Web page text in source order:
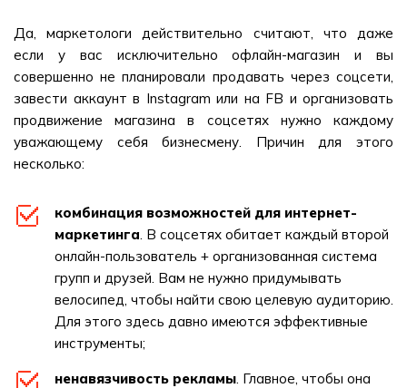
Да, маркетологи действительно считают, что даже
если у вас исключительно офлайн-магазин и вы
совершенно не планировали продавать через соцсети,
завести аккаунт в Instagram или на FB и организовать
продвижение магазина в соцсетях нужно каждому
уважающему себя бизнесмену. Причин для этого
несколько:
комбинация возможностей для интернет-
маркетинга. В соцсетях обитает каждый второй
онлайн-пользователь + организованная система
групп и друзей. Вам не нужно придумывать
велосипед, чтобы найти свою целевую аудиторию.
Для этого здесь давно имеются эффективные
инструменты;
ненавязчивость рекламы. Главное, чтобы она